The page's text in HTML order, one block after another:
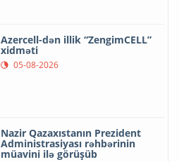
Azercell-dən illik “ZengimCELL”
xidməti
05-08-2026
Nazir Qazaxıstanın Prezident
Administrasiyası rəhbərinin
müavini ilə görüşüb